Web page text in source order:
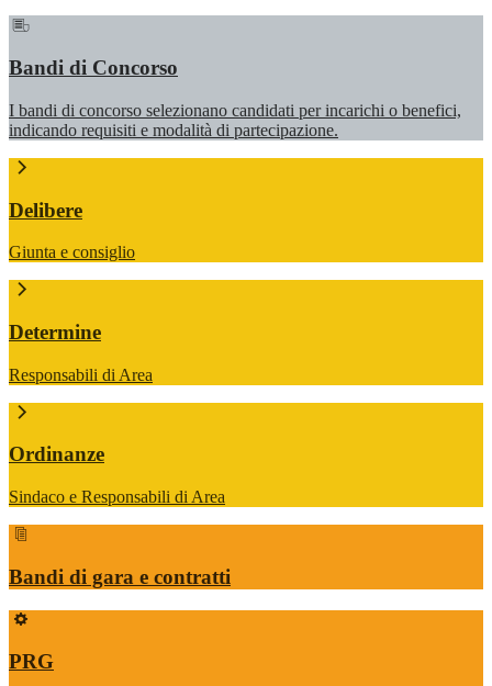
Bandi di Concorso
I bandi di concorso selezionano candidati per incarichi o benefici,
indicando requisiti e modalità di partecipazione.
Delibere
Giunta e consiglio
Determine
Responsabili di Area
Ordinanze
Sindaco e Responsabili di Area
Bandi di gara e contratti
PRG